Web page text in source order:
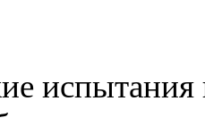
испытания